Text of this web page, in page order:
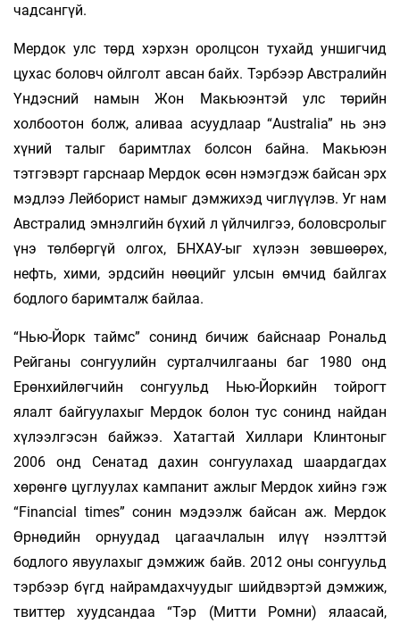
чадсангүй.
Мердок улс төрд хэрхэн оролцсон тухайд уншигчид
цухас боловч ойлголт авсан байх. Тэрбээр Австралийн
Үндэсний намын Жон Макьюэнтэй улс төрийн
холбоотон болж, аливаа асуудлаар “Australia” нь энэ
хүний талыг баримтлах болсон байна. Макьюэн
тэтгэвэрт гарснаар Мердок өсөн нэмэгдэж байсан эрх
мэдлээ Лейборист намыг дэмжихэд чиглүүлэв. Уг нам
Австралид эмнэлгийн бүхий л үйлчилгээ, боловсролыг
үнэ төлбөргүй олгох, БНХАУ-ыг хүлээн зөвшөөрөх,
нефть, хими, эрдсийн нөөцийг улсын өмчид байлгах
бодлого баримталж байлаа.
“Нью-Йорк таймс” сонинд бичиж байснаар Рональд
Рейганы сонгуулийн сурталчилгааны баг 1980 онд
Ерөнхийлөгчийн сонгуульд Нью-Йоркийн тойрогт
ялалт байгуулахыг Мердок болон тус сонинд найдан
хүлээлгэсэн байжээ. Хатагтай Хиллари Клинтоныг
2006 онд Сенатад дахин сонгуулахад шаардагдах
хөрөнгө цуглуулах кампанит ажлыг Мердок хийнэ гэж
“Financial times” сонин мэдээлж байсан аж. Мердок
Өрнөдийн орнуудад цагаачлалын илүү нээлттэй
бодлого явуулахыг дэмжиж байв. 2012 оны сонгуульд
тэрбээр бүгд найрамдахчуудыг шийдвэртэй дэмжиж,
твиттер хуудсандаа “Тэр (Митти Ромни) ялаасай,